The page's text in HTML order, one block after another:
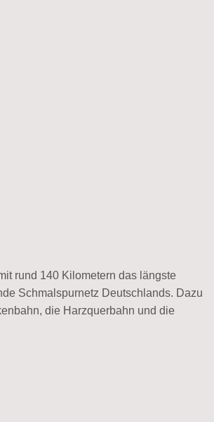
rund 140 Kilometern das längste
Schmalspurnetz Deutschlands. Dazu
die Harzquerbahn und die